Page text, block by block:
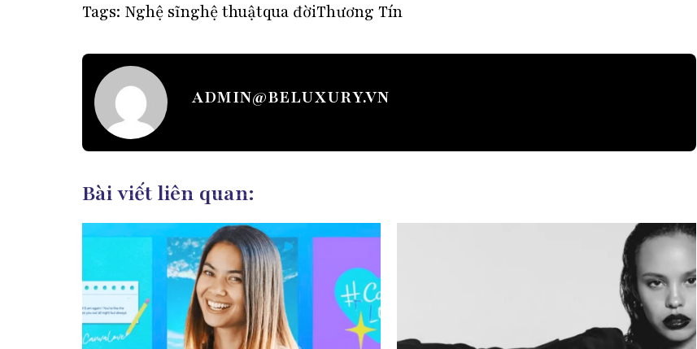
Tags: Nghệ sĩnghệ thuậtqua đờiThương Tín
ADMIN@BELUXURY.VN
Bài viết liên quan: